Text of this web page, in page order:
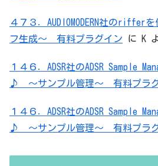
４７３．AUDIOMODERN社の
フ生成～ 有料プラグイン に K
１４６．ADSR社のADSR Sample
♪ ～サンプル管理～ 有料プラ
１４６．ADSR社のADSR Sample
♪ ～サンプル管理～ 有料プラ